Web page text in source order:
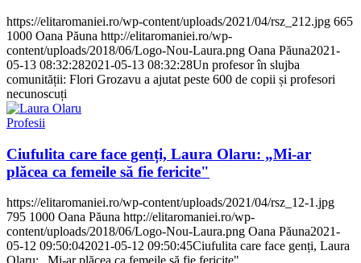
https://elitaromaniei.ro/wp-content/uploads/2021/04/rsz_212.jpg 665
1000 Oana Păuna http://elitaromaniei.ro/wp-
content/uploads/2018/06/Logo-Nou-Laura.png Oana Păuna2021-
05-13 08:32:282021-05-13 08:32:28Un profesor în slujba
comunității: Flori Grozavu a ajutat peste 600 de copii și profesori
necunoscuți
Profesii
Ciufulita care face genți, Laura Olaru: „Mi-ar
plăcea ca femeile să fie fericite"
https://elitaromaniei.ro/wp-content/uploads/2021/04/rsz_12-1.jpg
795 1000 Oana Păuna http://elitaromaniei.ro/wp-
content/uploads/2018/06/Logo-Nou-Laura.png Oana Păuna2021-
05-12 09:50:042021-05-12 09:50:45Ciufulita care face genți, Laura